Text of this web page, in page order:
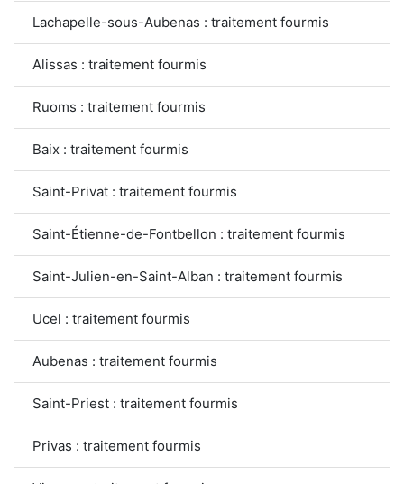
Lachapelle-sous-Aubenas : traitement fourmis
Alissas : traitement fourmis
Ruoms : traitement fourmis
Baix : traitement fourmis
Saint-Privat : traitement fourmis
Saint-Étienne-de-Fontbellon : traitement fourmis
Saint-Julien-en-Saint-Alban : traitement fourmis
Ucel : traitement fourmis
Aubenas : traitement fourmis
Saint-Priest : traitement fourmis
Privas : traitement fourmis